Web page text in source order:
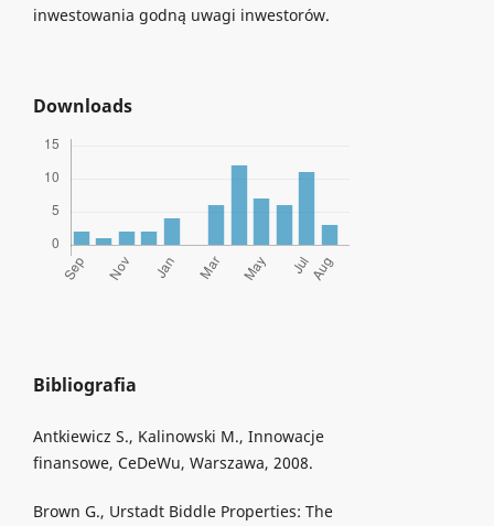
inwestowania godną uwagi inwestorów.
Downloads
Bibliografia
Antkiewicz S., Kalinowski M., Innowacje
finansowe, CeDeWu, Warszawa, 2008.
Brown G., Urstadt Biddle Properties: The